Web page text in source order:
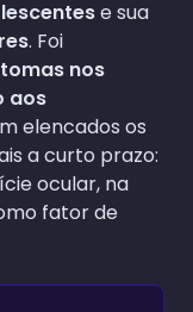
e sua
. Foi
nos
aos
elencados os
a curto prazo:
ocular, na
fator de